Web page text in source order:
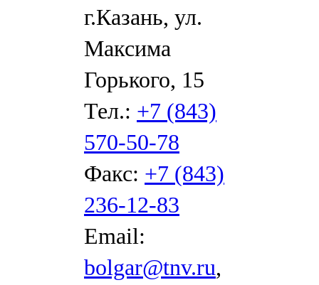
г.Казань, ул.
Максима
Горького, 15
Тел.: +7 (843)
570-50-78
Факс: +7 (843)
236-12-83
Email:
bolgar@tnv.ru,